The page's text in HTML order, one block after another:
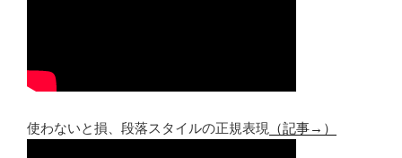
使わないと損、段落スタイルの正規表現 （記事→）